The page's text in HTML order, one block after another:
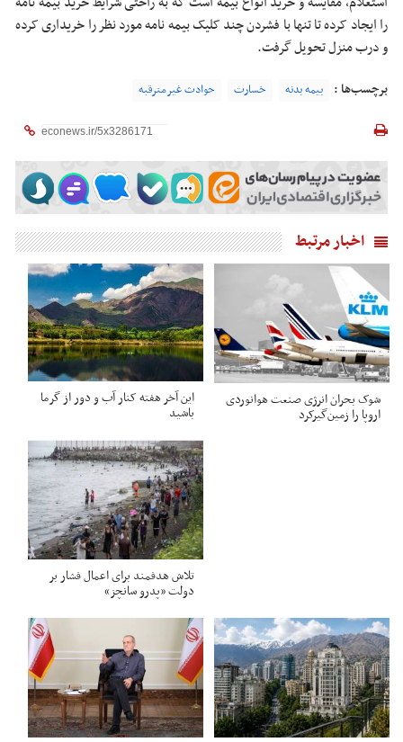
را ایجاد کرده تا تنها با فشردن چند کلیک بیمه نامه مورد نظر را خریداری کرده
و درب منزل تحویل گرفت.
برچسب‌ها : بیمه بدنه خسارت حوادث غیرمترقبه
اخبار مرتبط
شوک بحران انرژی صنعت هوانوردی
اروپا را زمین‌گیر‌کرد
این آخر هفته کنار آب و دور از گرما
باشید
تلاش هدفمند برای اعمال فشار بر
دولت «پدرو سانچز»